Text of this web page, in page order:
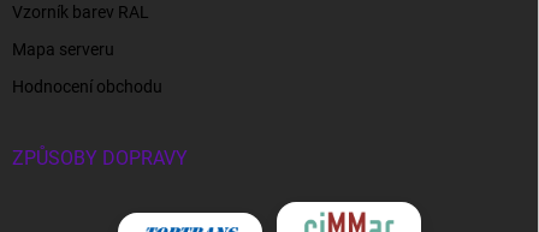
Vzorník barev RAL
Mapa serveru
Hodnocení obchodu
ZPŮSOBY DOPRAVY